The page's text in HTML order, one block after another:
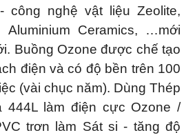
công nghệ vật liệu Zeolite,
Aluminium Ceramics, …mới
Buồng Ozone được chế tạo
điện và có độ bền trên 100
(vài chục năm). Dùng Thép
444L làm điện cực Ozone /
trơn làm Sát si - tăng độ